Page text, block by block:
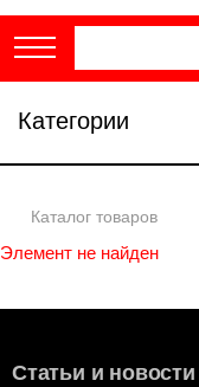
Категории
Каталог товаров
Элемент не найден
Статьи и новости